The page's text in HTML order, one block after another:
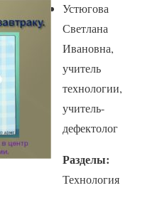
Устюгова
Светлана
Ивановна,
учитель
технологии,
учитель-
дефектолог
Разделы:
Технология